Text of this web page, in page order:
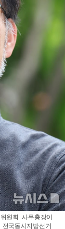
원회 사무총장이
국동시지방선거